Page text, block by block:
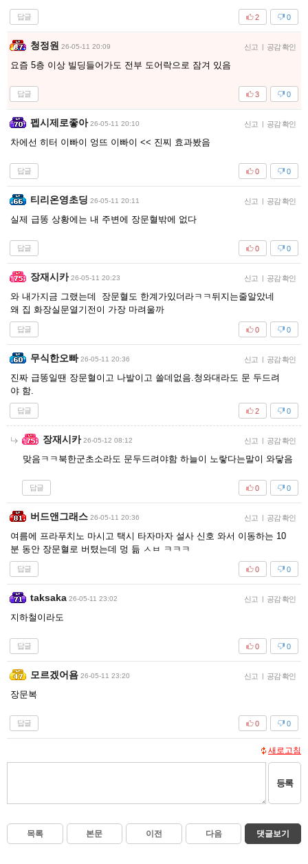
답글 0
2
청정원 26-05-11 20:09 신고 | 공감 확인
요즘 5층 이상 빌딩들어가도 전부 도어락으로 잠겨 있음
답글 0
3
펩시제로좋아 26-05-11 20:10 신고 | 공감 확인
차에선 히터 이빠이 엉뜨 이빠이 << 진찌 효과봤음
답글 0
0
티리온영초딩 26-05-11 20:11 신고 | 공감 확인
실제 급똥 상황에는 내 주변에 장문혈밖에 없다
답글 0
0
장재시카 26-05-11 20:23 신고 | 공감 확인
와 내가지금 그랬는데 장문혈도 한계가있더라ㅋㅋ뒤지는줄알았네
왜 집 화장실문열기전이 가장 마려울까
답글 0
0
무식한오빠 26-05-11 20:36 신고 | 공감 확인
진짜 급똥일땐 장문혈이고 나발이고 쓸데없음.청와대라도 문 두드려
야 함.
답글 0
2
장재시카 26-05-12 08:12 신고 | 공감 확인
맞음ㅋㅋ북한군초소라도 문두드려야함 하늘이 노랗다는말이 와닿음
답글 0
0
버드앤그래스 26-05-11 20:36 신고 | 공감 확인
여름에 프라푸치노 마시고 택시 타자마자 설사 신호 와서 이동하는 10
분 동안 장문혈로 버텼는데 멍 듦 ㅅㅂ ㅋㅋㅋ
답글 0
0
taksaka 26-05-11 23:02 신고 | 공감 확인
지하철이라도
답글 0
0
모르겠어욤 26-05-11 23:20 신고 | 공감 확인
장문복
답글 0
0
새로고침
등록
목록 본문 이전 다음 댓글보기